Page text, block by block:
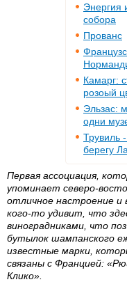
Энергия
собора
Прованс
Камарг:
розоый
Эльзас:
одни
Трувиль
берегу
Первая ассоциация,
упоминает северо-
отличное настроение и
кого-то удивит, что
виноградниками, что
бутылок шампанского
известные марки,
связаны с Францией:
Клико».